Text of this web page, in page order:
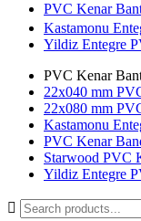
PVC Kenar
Kastamonu
Yildiz Entegre
PVC Kenar
22x040 mm
22x080 mm
Kastamonu
PVC Kenar
Starwood PVC
Yildiz Entegre
